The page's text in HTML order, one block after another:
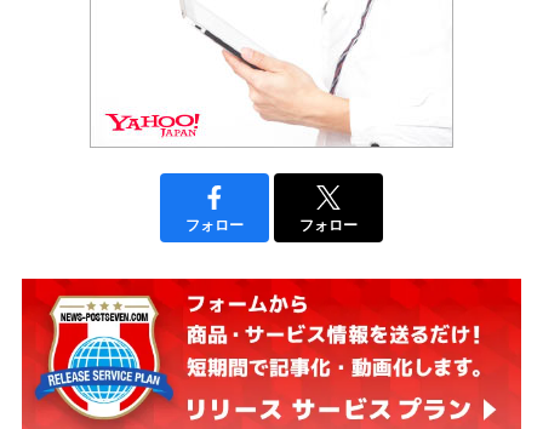
フォロー フォロー